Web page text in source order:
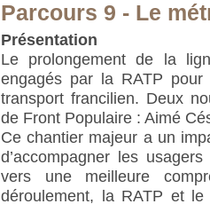
Parcours 9 - Le
Présentation
Le prolongement de la
engagés par la RATP
transport francilien. Deux
de Front Populaire : Aimé
Ce chantier majeur a un
d’accompagner les
vers une meilleure
déroulement, la RATP et